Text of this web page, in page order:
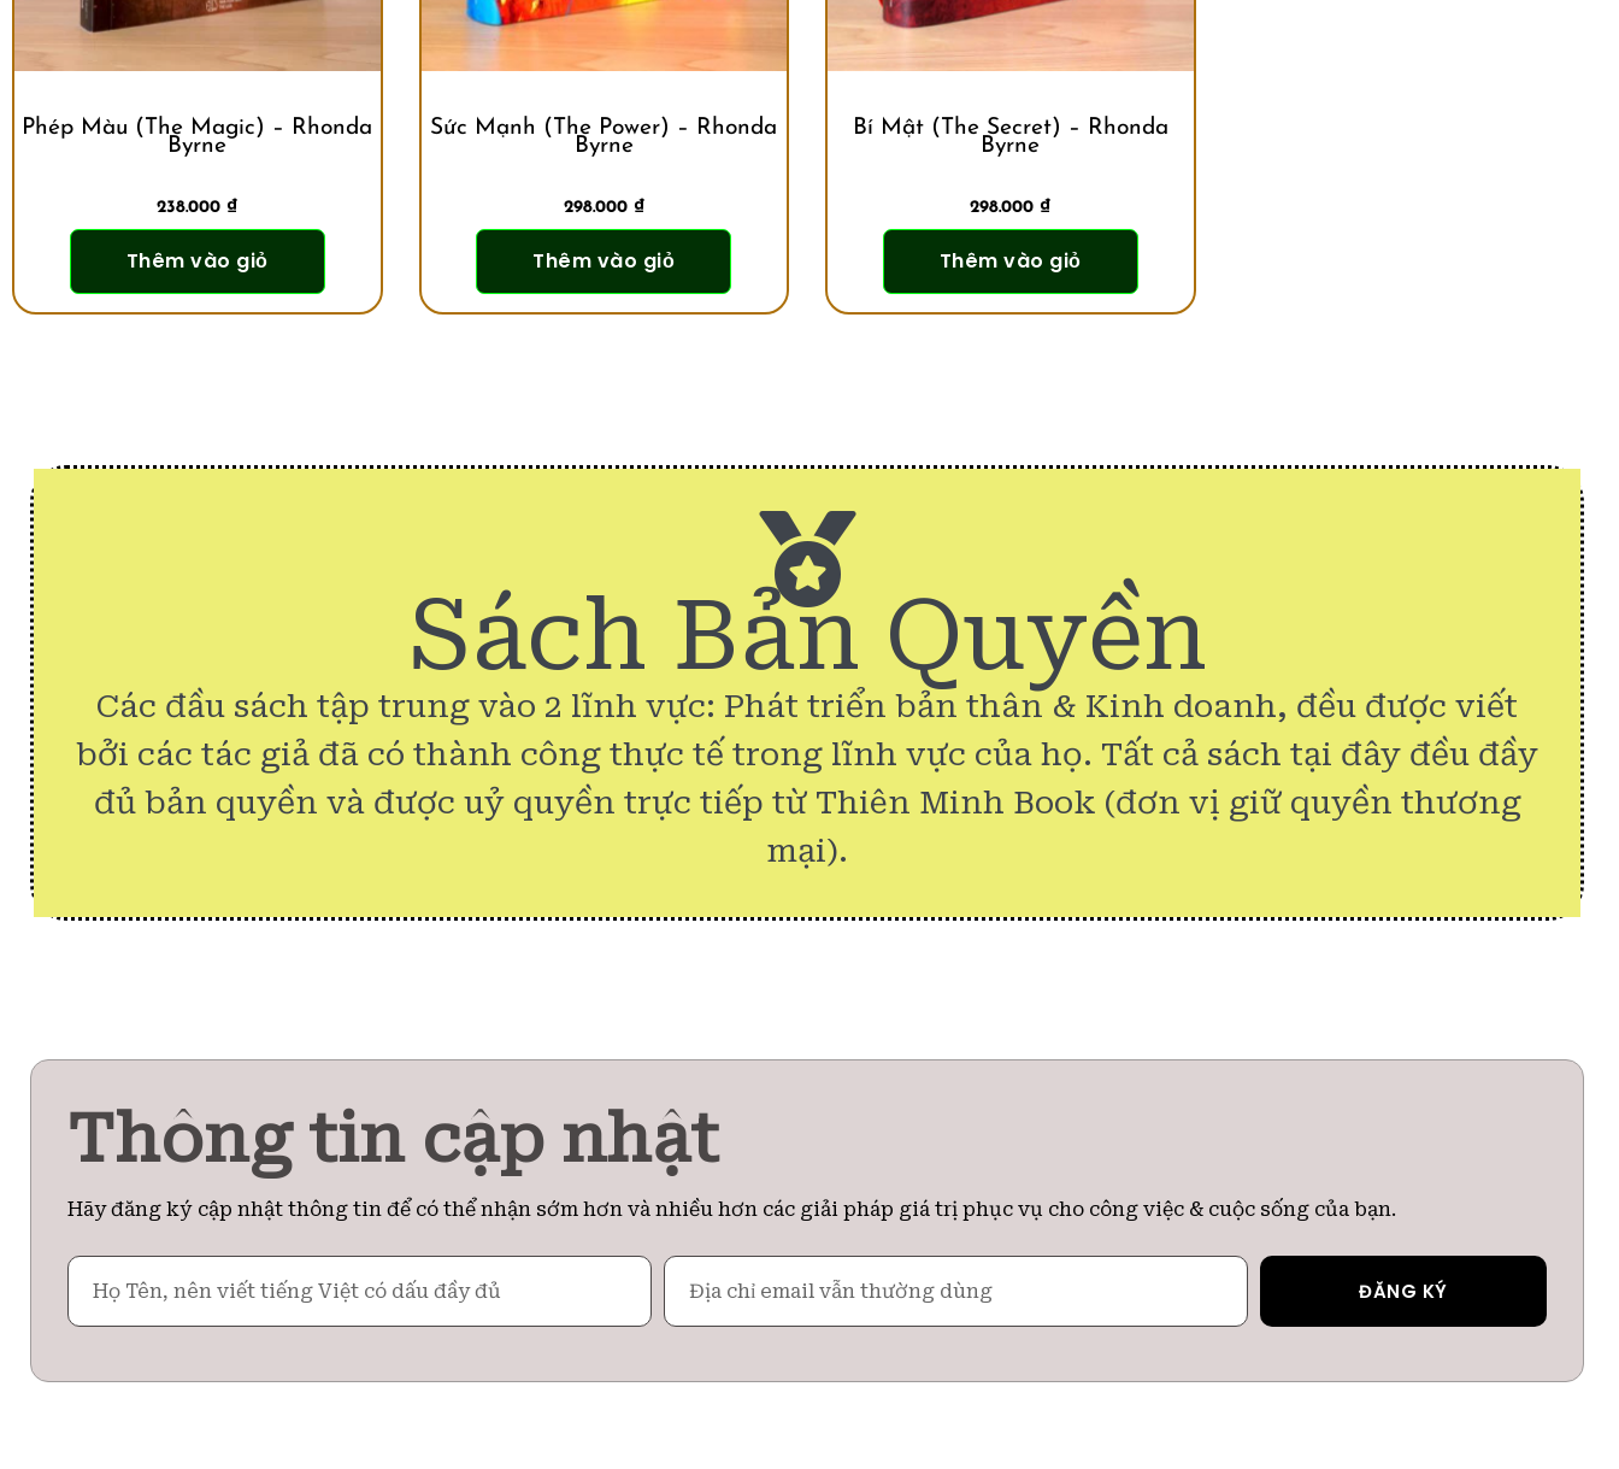
Phép Màu (The Magic) – Rhonda
Byrne
238.000 ₫
Thêm vào giỏ
Sức Mạnh (The Power) – Rhonda
Byrne
298.000 ₫
Thêm vào giỏ
Bí Mật (The Secret) – Rhonda
Byrne
298.000 ₫
Thêm vào giỏ
Sách Bản Quyền
Các đầu sách tập trung vào 2 lĩnh vực: Phát triển bản thân & Kinh doanh, đều được viết
bởi các tác giả đã có thành công thực tế trong lĩnh vực của họ. Tất cả sách tại đây đều đầy
đủ bản quyền và được uỷ quyền trực tiếp từ Thiên Minh Book (đơn vị giữ quyền thương
mại).
Thông tin cập nhật
Hãy đăng ký cập nhật thông tin để có thể nhận sớm hơn và nhiều hơn các giải pháp giá trị phục vụ cho công việc & cuộc sống của bạn.
Họ
Tên
Email
ĐĂNG KÝ